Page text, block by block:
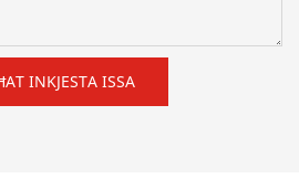
INKJESTA ISSA